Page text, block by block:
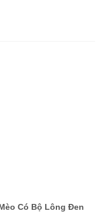
Có Bộ Lông Đen